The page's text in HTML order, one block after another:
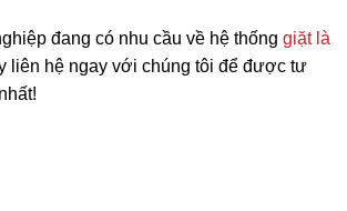
đang có nhu cầu về hệ thống giặt là
liên hệ ngay với chúng tôi để được tư